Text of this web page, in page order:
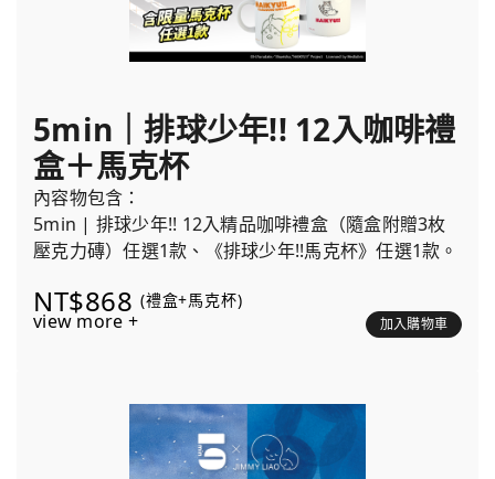
5min｜排球少年!! 12入咖啡禮
盒＋馬克杯
內容物包含：
5min | 排球少年!! 12入精品咖啡禮盒（隨盒附贈3枚
壓克力磚）任選1款、《排球少年!!馬克杯》任選1款。
NT$868 (禮盒+馬克杯)
view more + 加入購物車